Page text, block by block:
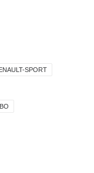
SPORT